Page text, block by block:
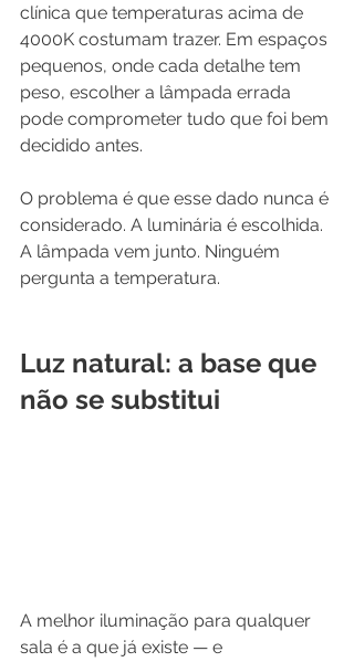
clínica que temperaturas acima de
4000K costumam trazer. Em espaços
pequenos, onde cada detalhe tem
peso, escolher a lâmpada errada
pode comprometer tudo que foi bem
decidido antes.
O problema é que esse dado nunca é
considerado. A luminária é escolhida.
A lâmpada vem junto. Ninguém
pergunta a temperatura.
Luz natural: a base que
não se substitui
A melhor iluminação para qualquer
sala é a que já existe — e